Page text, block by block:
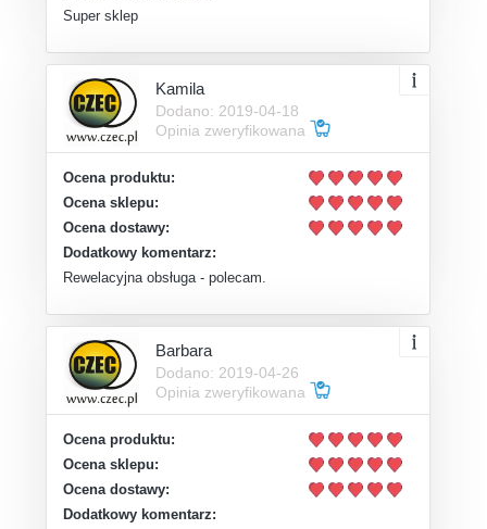
Super sklep
Kamila
Dodano: 2019-04-18
Opinia zweryfikowana
Ocena produktu:
Ocena sklepu:
Ocena dostawy:
Dodatkowy komentarz:
Rewelacyjna obsługa - polecam.
Barbara
Dodano: 2019-04-26
Opinia zweryfikowana
Ocena produktu:
Ocena sklepu:
Ocena dostawy:
Dodatkowy komentarz: